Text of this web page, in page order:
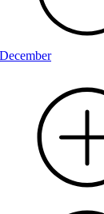
December